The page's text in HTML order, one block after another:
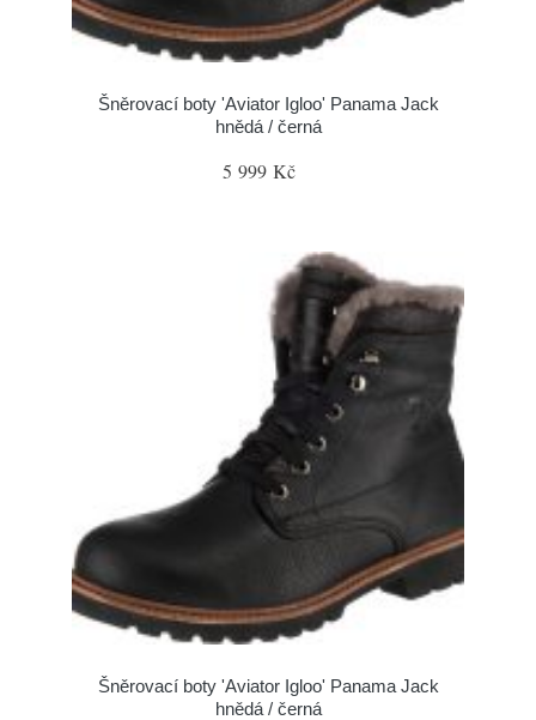
Šněrovací boty 'Aviator Igloo' Panama Jack
hnědá / černá
5 999 Kč
Šněrovací boty 'Aviator Igloo' Panama Jack
hnědá / černá